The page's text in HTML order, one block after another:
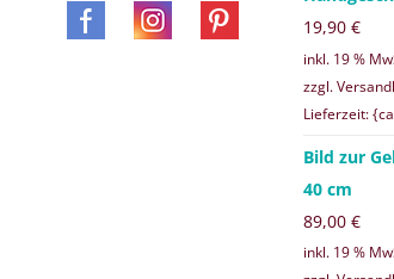
19,90 €
inkl. 19 %
zzgl.
Lieferzeit:
Bild zur
40 cm
89,00 €
inkl. 19 %